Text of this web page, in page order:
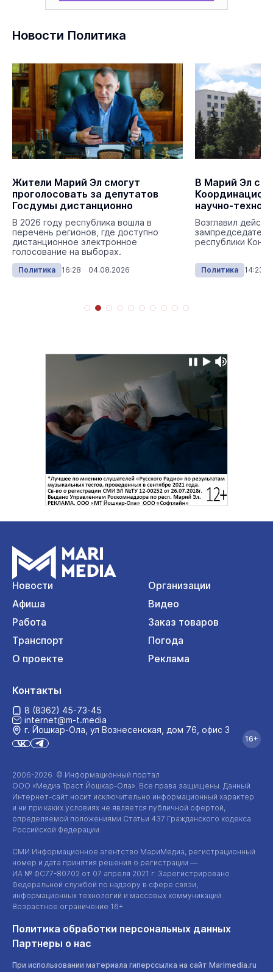
Новости Политика
Жители Марий Эл смогут
проголосовать за депутатов
Госдумы дистанционно
В 2026 году республика вошла в
перечень регионов, где доступно
дистанционное электронное
голосование на выборах.
Политика 16:28 04.08.2026
В Марий Эл
научно-
развитию
Возглавил
республики
Политика 14:23
Новости
Организации
Афиша
Видео
Работа
Заказ товаров
Транспорт
Погода
О проекте
Реклама
2006-2026 © Информационный портал
ООО «Медиа Траст Йошкар-Ола». Все права защищены. Данный
Интернет-сайт носит исключительно информационный характер
и ни при каких условиях не является публичной офертой,
определяемой положениями Статьи 437 Гражданского кодекса
Российской Федерации.
СМИ Информационное агентство МариМедиа, регистрационный
номер и дата принятия решения о регистрации —
ИА № ФС77-80702 от 07 апреля 2021 г. Зарегистрировано
Федеральной службой по надзору в сфере связи,
информационных технологий и массовых коммуникаций.
Возрастное ограничение 16+.
Политика обработки персональных данных
Партнеры о нас
При использовании материала гиперссылка на сайт Marimedia.ru
Контакты
8 (8362) 45-73-45
internet@m-t.media
г. Йошкар‑Ола, ул Вознесенская, дом 76, офис 3
16+